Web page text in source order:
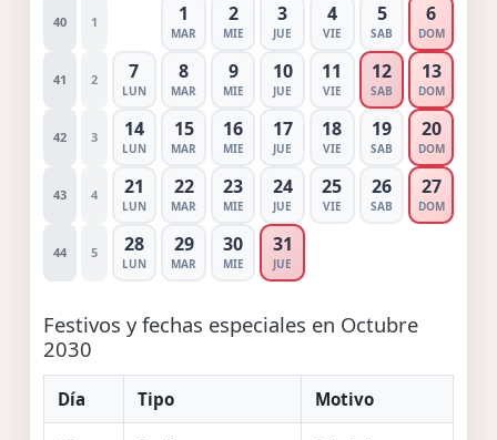
40 1 1
MAR
2
MIE
3
JUE
4
VIE
5
SAB
6
DOM
41 2 7
LUN
8
MAR
9
MIE
10
JUE
11
VIE
12
SAB
13
DOM
42 3 14
LUN
15
MAR
16
MIE
17
JUE
18
VIE
19
SAB
20
DOM
43 4 21
LUN
22
MAR
23
MIE
24
JUE
25
VIE
26
SAB
27
DOM
44 5 28
LUN
29
MAR
30
MIE
31
JUE
Festivos y fechas especiales en Octubre
2030
Día Tipo Motivo